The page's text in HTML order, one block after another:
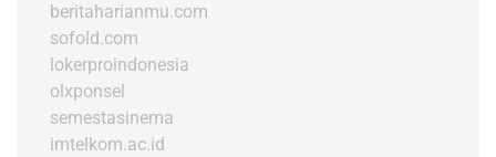
beritaharianmu.com
sofold.com
lokerproindonesia
olxponsel
semestasinema
imtelkom.ac.id